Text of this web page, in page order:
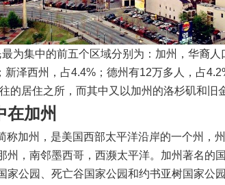
为集中的前五个区域分别为：加州，华裔
泽西州，占4.4%；德州有12万多人，占
的居住之所，而其中又以加州的洛杉矶和旧
在加州
称加州，是美国西部太平洋沿岸的一个州，
州，南邻墨西哥，西濒太平洋。加州著名的
公园、死亡谷国家公园和约书亚树国家公